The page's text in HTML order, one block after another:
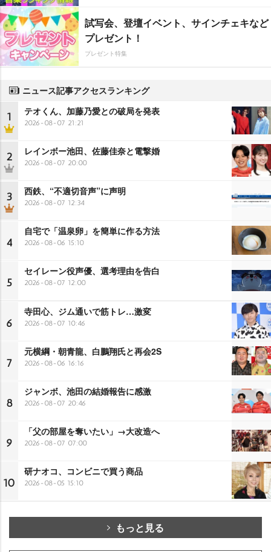
試写会、登壇イベント、サインチェキなど
プレゼント！
プレゼント特集
ニュース記事アクセスランキング
1 テオくん、加藤乃愛との破局を発表
2026-08-07 21:21
2 レインボー池田、佐藤佳奈と電撃婚
2026-08-07 20:00
3 西鉄、“不適切音声”に声明
2026-08-07 12:34
4
自宅で「温泉卵」を簡単に作る方法
2026-08-06 15:10
5
セイレーン役声優、選考理由を告白
2026-08-07 12:00
6
寺田心、ジム通いで筋トレ…激変
2026-08-07 10:46
7
元横綱・朝青龍、白鵬翔氏と再会2S
2026-08-06 16:16
8
ジャンボ、池田の結婚報告に感激
2026-08-07 20:46
9
「父の部屋を奪いたい」→大改造へ
2026-08-07 07:00
10
研ナオコ、コンビニで買う商品
2026-08-05 15:10
もっと見る